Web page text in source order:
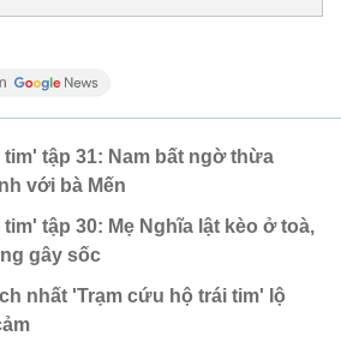
tập 31: Nam bất ngờ thừa
với bà Mến
tập 30: Mẹ Nghĩa lật kèo ở toà,
gây sốc
nhất 'Trạm cứu hộ trái tim' lộ